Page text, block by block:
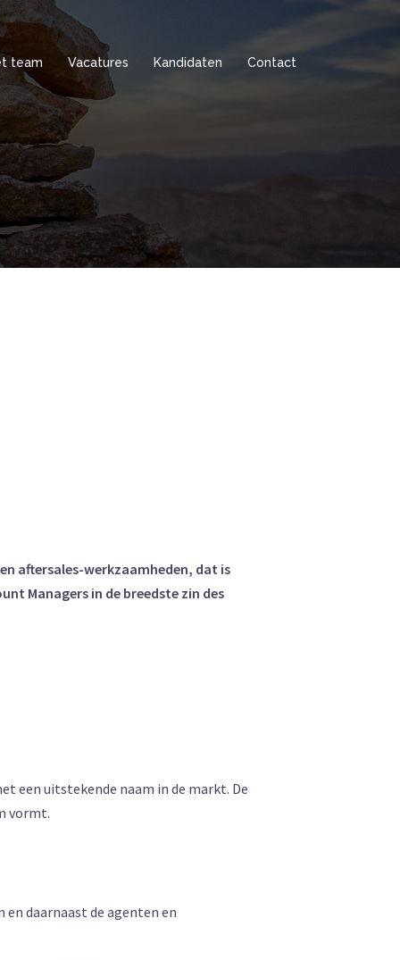
team Vacatures Kandidaten Contact
aftersales-werkzaamheden, dat is
Managers in de breedste zin des
een uitstekende naam in de markt. De
vormt.
daarnaast de agenten en